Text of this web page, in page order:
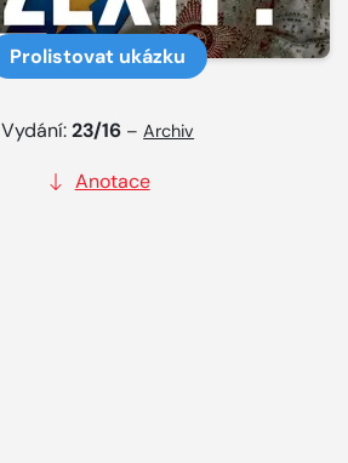
Prolistovat ukázku
Vydání:23/16 –Archiv
Anotace